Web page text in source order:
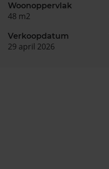
Woonoppervlak
48 m2
Verkoopdatum
29 april 2026